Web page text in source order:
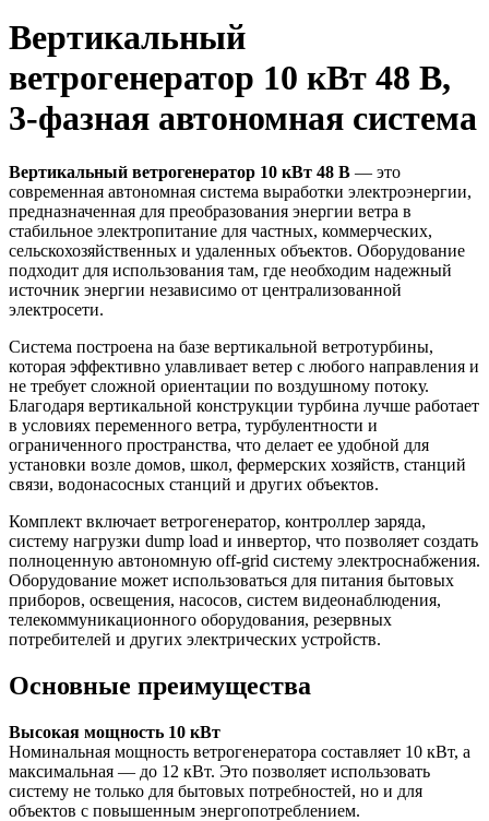
Вертикальный
ветрогенератор 10 кВт 48 В,
3-фазная автономная система
Вертикальный ветрогенератор 10 кВт 48 В — это
современная автономная система выработки электроэнергии,
предназначенная для преобразования энергии ветра в
стабильное электропитание для частных, коммерческих,
сельскохозяйственных и удаленных объектов. Оборудование
подходит для использования там, где необходим надежный
источник энергии независимо от централизованной
электросети.
Система построена на базе вертикальной ветротурбины,
которая эффективно улавливает ветер с любого направления и
не требует сложной ориентации по воздушному потоку.
Благодаря вертикальной конструкции турбина лучше работает
в условиях переменного ветра, турбулентности и
ограниченного пространства, что делает ее удобной для
установки возле домов, школ, фермерских хозяйств, станций
связи, водонасосных станций и других объектов.
Комплект включает ветрогенератор, контроллер заряда,
систему нагрузки dump load и инвертор, что позволяет создать
полноценную автономную off-grid систему электроснабжения.
Оборудование может использоваться для питания бытовых
приборов, освещения, насосов, систем видеонаблюдения,
телекоммуникационного оборудования, резервных
потребителей и других электрических устройств.
Основные преимущества
Высокая мощность 10 кВт
Номинальная мощность ветрогенератора составляет 10 кВт, а
максимальная — до 12 кВт. Это позволяет использовать
систему не только для бытовых потребностей, но и для
объектов с повышенным энергопотреблением.